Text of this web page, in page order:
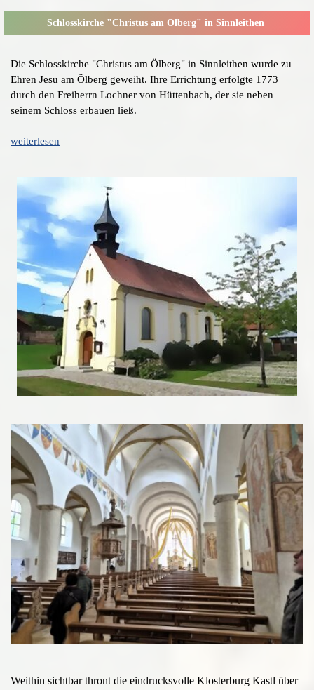
Schlosskirche "Christus am Ölberg" in Sinnleithen
Die Schlosskirche "Christus am Ölberg" in Sinnleithen wurde zu
Ehren Jesu am Ölberg geweiht. Ihre Errichtung erfolgte 1773
durch den Freiherrn Lochner von Hüttenbach, der sie neben
seinem Schloss erbauen ließ.
weiterlesen
Weithin sichtbar thront die eindrucksvolle Klosterburg Kastl über